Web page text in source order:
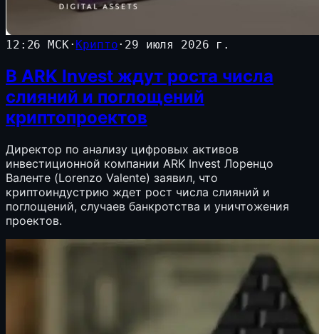
12:26 МСК· Крипто· 29 июля 2026 г.
В ARK Invest ждут роста числа
слияний и поглощений
криптопроектов
Директор по анализу цифровых активов
инвестиционной компании ARK Invest Лоренцо
Валенте (Lorenzo Valente) заявил, что
криптоиндустрию ждет рост числа слияний и
поглощений, случаев банкротства и уничтожения
проектов.